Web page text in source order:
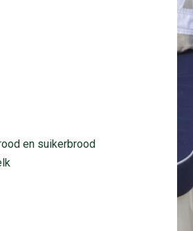
en suikerbrood